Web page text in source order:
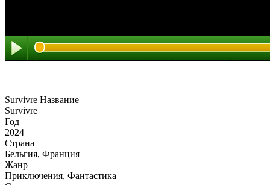
Survivre Название
Survivre
Год
2024
Страна
Бельгия, Франция
Жанр
Приключения, Фантастика